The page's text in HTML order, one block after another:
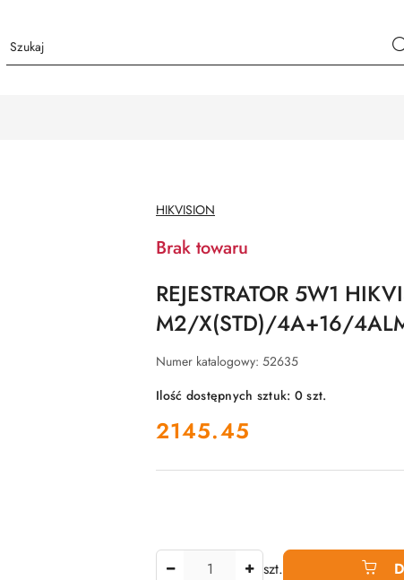
NAZWA
PRODUCENTA:
HIKVISION
Brak towaru
REJESTRATOR 5W1
M2/X(STD)/4A+16/
Numer katalogowy: 52635
Ilość dostępnych sztuk: 0szt.
cena:
2145.45
szt.